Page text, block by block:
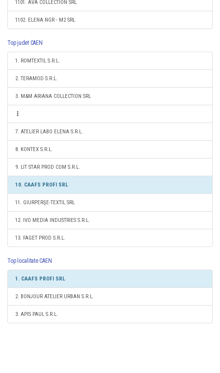
1101. AVA COLLECTION SRL
1102. ELENA NGR - M2 SRL
Top judet CAEN
1. ROMTEXTIL S.R.L.
2. TERAMOD S.R.L.
3. M&M ARIANA COLLECTION SRL
7. ATELIER LABO ELENA S.R.L.
8. KONTEX S.R.L.
9. LIT STAR PROD COM S.R.L.
10. CAAFS PROFI SRL
11. GIURPERŞE-TEXTIL SRL
12. IVO MEDIA INDUSTRIES S.R.L.
13. FAGET PROD S.R.L.
Top localitate CAEN
1. CAAFS PROFI SRL
2. BONJOUR ATELIER URBAN S.R.L.
3. APIS PAUL S.R.L.